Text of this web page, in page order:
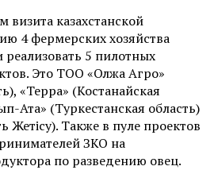
визита казахстанской
4 фермерских хозяйства
реализовать 5 пилотных
Это ТОО «Олжа Агро»
«Терра» (Костанайская
Ата» (Туркестанская область)
Жетісу). Также в пуле проектов
ЗКО на
по разведению овец.